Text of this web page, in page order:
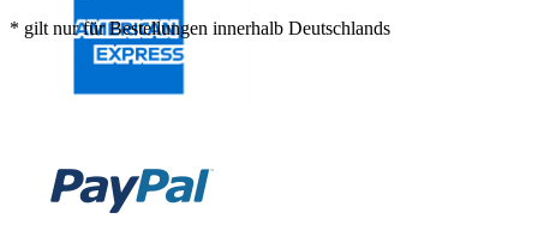
* gilt nur für Bestellungen innerhalb Deutschlands